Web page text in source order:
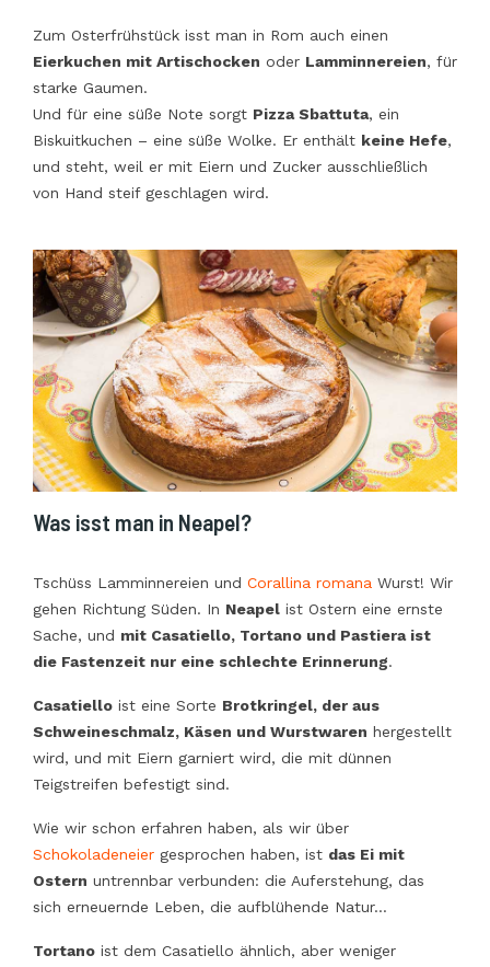
Zum Osterfrühstück isst man in Rom auch einen
Eierkuchen mit Artischocken oder Lamminnereien, für
starke Gaumen.
Und für eine süße Note sorgt Pizza Sbattuta, ein
Biskuitkuchen – eine süße Wolke. Er enthält keine Hefe,
und steht, weil er mit Eiern und Zucker ausschließlich
von Hand steif geschlagen wird.
Was isst man in Neapel?
Tschüss Lamminnereien und Corallina romana Wurst! Wir
gehen Richtung Süden. In Neapel ist Ostern eine ernste
Sache, und mit Casatiello, Tortano und Pastieraist
die Fastenzeit nur eine schlechte Erinnerung.
Casatiello ist eine Sorte Brotkringel, der aus
Schweineschmalz, Käsen und Wurstwaren hergestellt
wird, und mit Eiern garniert wird, die mit dünnen
Teigstreifen befestigt sind.
Wie wir schon erfahren haben, als wir über
Schokoladeneier gesprochen haben, ist das Ei mit
Ostern untrennbar verbunden: die Auferstehung, das
sich erneuernde Leben, die aufblühende Natur…
Tortano ist dem Casatiello ähnlich, aber weniger